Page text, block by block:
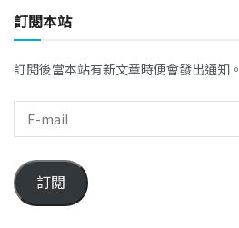
訂閱本站
訂閱後當本站有新文章時便會發出通知。
訂閱